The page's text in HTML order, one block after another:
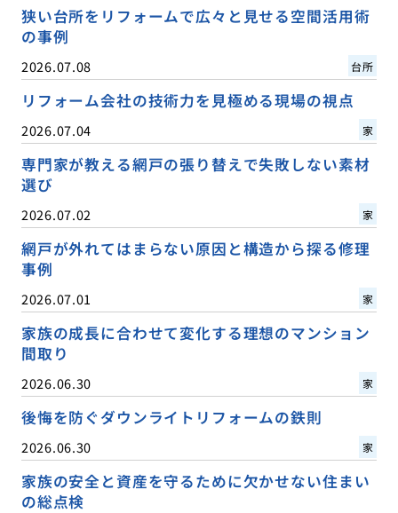
狭い台所をリフォームで広々と見せる空間活用術
の事例
2026.07.08 台所
リフォーム会社の技術力を見極める現場の視点
2026.07.04 家
専門家が教える網戸の張り替えで失敗しない素材
選び
2026.07.02 家
網戸が外れてはまらない原因と構造から探る修理
事例
2026.07.01 家
家族の成長に合わせて変化する理想のマンション
間取り
2026.06.30 家
後悔を防ぐダウンライトリフォームの鉄則
2026.06.30 家
家族の安全と資産を守るために欠かせない住まい
の総点検